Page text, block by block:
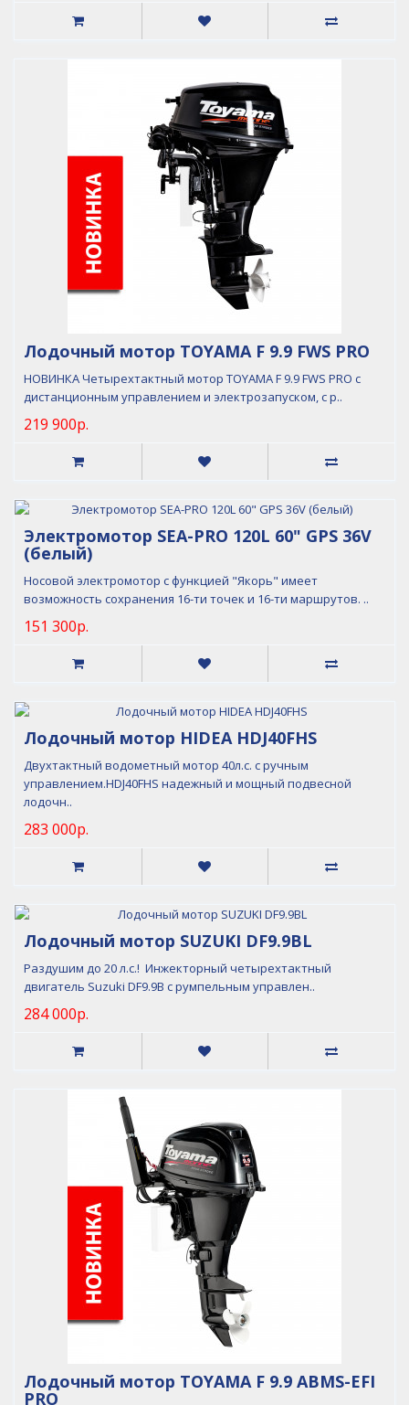
Лодочный мотор TOYAMA F 9.9 FWS PRO
НОВИНКА Четырехтактный мотор TOYAMA F 9.9 FWS PRO с
дистанционным управлением и электрозапуском, с р..
219 900р.
Электромотор SEA-PRO 120L 60" GPS 36V
(белый)
Носовой электромотор с функцией "Якорь" имеет
возможность сохранения 16-ти точек и 16-ти маршрутов. ..
151 300р.
Лодочный мотор HIDEA HDJ40FHS
Двухтактный водометный мотор 40л.с. с ручным
управлением.HDJ40FHS надежный и мощный подвесной
лодочн..
283 000р.
Лодочный мотор SUZUKI DF9.9BL
Раздушим до 20 л.с.! Инжекторный четырехтактный
двигатель Suzuki DF9.9B с румпельным управлен..
284 000р.
Лодочный мотор TOYAMA F 9.9 ABMS-EFI
PRO